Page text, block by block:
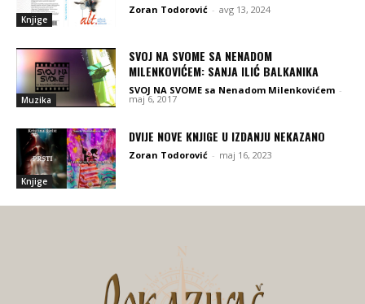
Knjige
Zoran Todorović - avg 13, 2024
Muzika
SVOJ NA SVOME SA NENADOM
MILENKOVIĆEM: SANJA ILIĆ BALKANIKA
SVOJ NA SVOME sa Nenadom Milenkovićem -
maj 6, 2017
Knjige
DVIJE NOVE KNJIGE U IZDANJU NEKAZANO
Zoran Todorović - maj 16, 2023